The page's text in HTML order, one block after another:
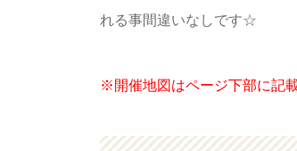
れる事間違いなしです☆
※開催地図はページ下部に記